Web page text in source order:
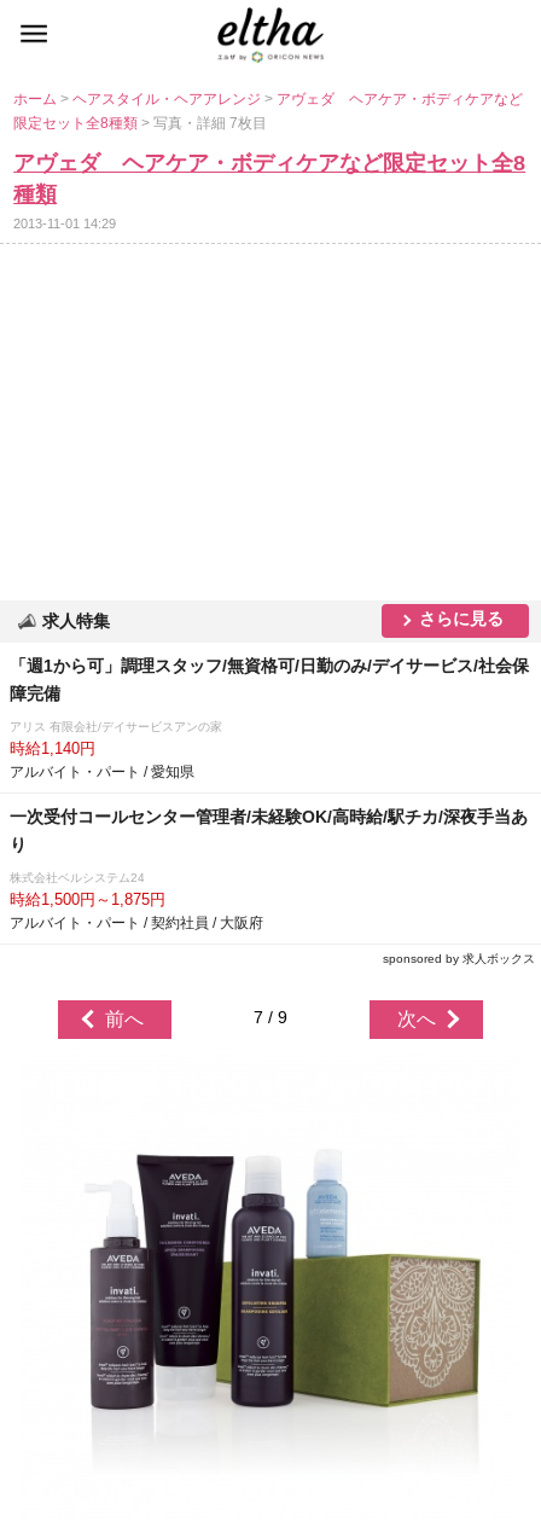
ホーム>ヘアスタイル・ヘアアレンジ> アヴェダ ヘアケア・ボディケアなど
限定セット全8種類> 写真・詳細 7枚目
アヴェダ ヘアケア・ボディケアなど限定セット全8
種類
2013-11-01 14:29
求人特集 さらに見る
「週1から可」調理スタッフ/無資格可/日勤のみ/デイサービス/社会保
障完備
アリス 有限会社/デイサービスアンの家
時給1,140円
アルバイト・パート / 愛知県
一次受付コールセンター管理者/未経験OK/高時給/駅チカ/深夜手当あ
り
株式会社ベルシステム24
時給1,500円～1,875円
アルバイト・パート / 契約社員 / 大阪府
sponsored by 求人ボックス
前へ 7 / 9 次へ